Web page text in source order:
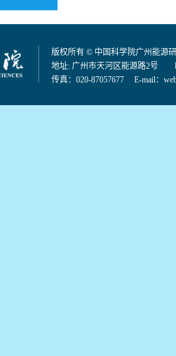
版权所有 © 中国科学院广州能源
地址: 广州市天河区能源路2号
传真：020-87057677 E-mail：